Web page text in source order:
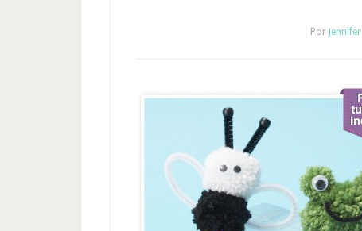
Por Jennifer